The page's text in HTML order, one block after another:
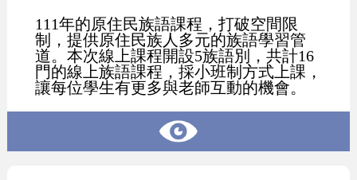
111年的原住民族語課程，打破空間限
制，提供原住民族人多元的族語學習管
道。本次線上課程開設5族語別，共計16
門的線上族語課程，採小班制方式上課，
讓每位學生有更多與老師互動的機會。